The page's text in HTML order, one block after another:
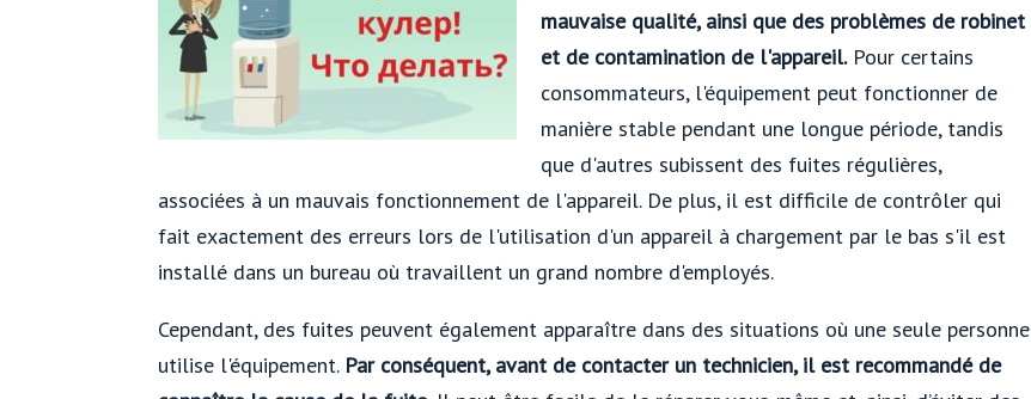
mauvaise qualité, ainsi que des problèmes de robinet
et de contamination de l'appareil.Pour certains
consommateurs, l'équipement peut fonctionner de
manière stable pendant une longue période, tandis
que d'autres subissent des fuites régulières,
associées à un mauvais fonctionnement de l'appareil. De plus, il est difficile de contrôler qui
fait exactement des erreurs lors de l'utilisation d'un appareil à chargement par le bas s'il est
installé dans un bureau où travaillent un grand nombre d'employés.
Cependant, des fuites peuvent également apparaître dans des situations où une seule personne
utilise l'équipement. Par conséquent, avant de contacter un technicien, il est recommandé de